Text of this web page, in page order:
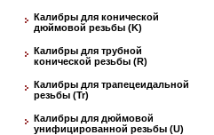
Калибры для конической
дюймовой резьбы (K)
Калибры для трубной
конической резьбы (R)
Калибры для трапецеидальной
резьбы (Tr)
Калибры для дюймовой
унифицированной резьбы (U)